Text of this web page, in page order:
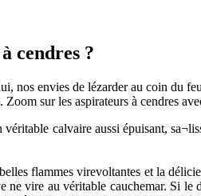
cendres ?
nos envies de lézarder au coin du
sur les aspirateurs à cendres
calvaire aussi épuisant,
flammes virevoltantes et la
vire au véritable cauchemar. Si